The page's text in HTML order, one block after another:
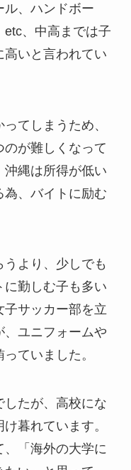
ル、ハンドボー
etc、中高までは子
高いと言われてい
てしまうため、
が難しくなって
沖縄は所得が低い
、バイトに励む
より、少しでも
に勤しむ子も多い
子サッカー部を立
、ユニフォームや
ていました。
したが、高校にな
暮れています。
、「海外の大学に